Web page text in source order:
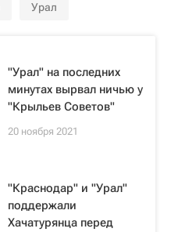
Урал
"Урал" на последних
минутах вырвал ничью у
"Крыльев Советов"
20 ноября 2021
"Краснодар" и "Урал"
поддержали
Хачатурянца перед